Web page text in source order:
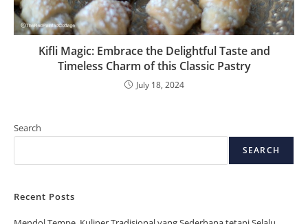
Kifli Magic: Embrace the Delightful Taste and
Timeless Charm of this Classic Pastry
July 18, 2024
Search
SEARCH
Recent Posts